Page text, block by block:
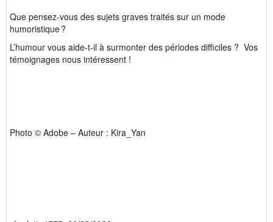
Que pensez-vous des sujets graves traités sur un mode
humoristique ?
L’humour vous aide-t-il à surmonter des périodes difficiles ? Vos
témoignages nous intéressent !
Photo © Adobe – Auteur : Kira_Yan